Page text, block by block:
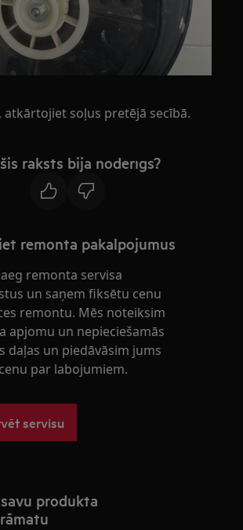
atkārtojiet soļus pretējā secībā.
raksts bija noderīgs?
remonta pakalpojumus
remonta servisa
un saņem fiksētu cenu
remontu. Mēs noteiksim
apjomu un nepieciešamās
daļas un piedāvāsim jums
par labojumiem.
servisu
produkta